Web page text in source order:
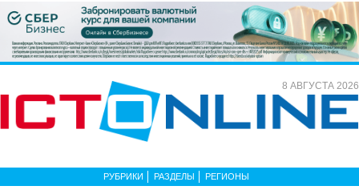
8 АВГУСТА 2026
РУБРИКИ РАЗДЕЛЫ РЕГИОНЫ